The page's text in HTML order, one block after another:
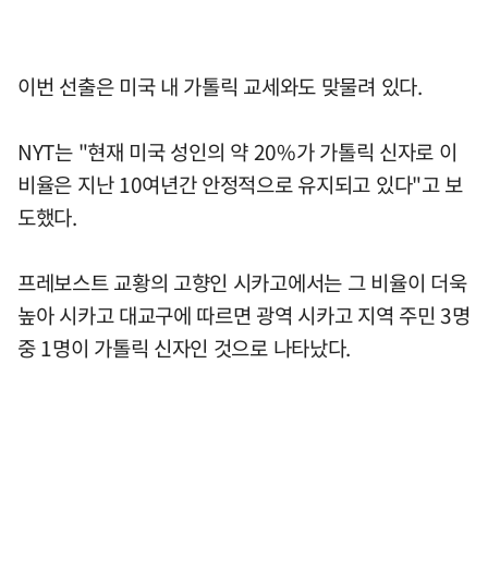
이번 선출은 미국 내 가톨릭 교세와도 맞물려 있다.
NYT는 "현재 미국 성인의 약 20%가 가톨릭 신자로 이
비율은 지난 10여년간 안정적으로 유지되고 있다"고 보
도했다.
프레보스트 교황의 고향인 시카고에서는 그 비율이 더욱
높아 시카고 대교구에 따르면 광역 시카고 지역 주민 3명
중 1명이 가톨릭 신자인 것으로 나타났다.